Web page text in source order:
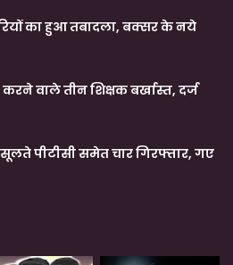
का हुआ तबादला, बक्सर के नये
करने वाले तीन शिक्षक बर्खास्त, दर्ज
पीटीसी समेत चार गिरफ्तार, गए